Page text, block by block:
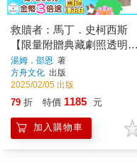
救贖者：馬丁．史柯西斯
【限量附贈典藏劇照透明書
籤組】
湯姆．邵恩 著
方舟文化 出版
2025/02/05 出版
79 折 特價 1185 元
加入購物車